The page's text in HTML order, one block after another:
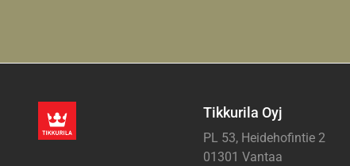
Tikkurila Oyj
PL 53, Heidehofintie 2
01301 Vantaa